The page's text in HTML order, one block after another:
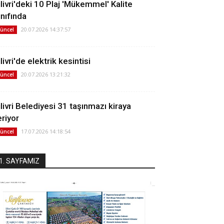
10 Plaj 'Mükemmel' Kalite
20.07.2026 14:37:57
elektrik kesintisi
20.07.2026 13:21:32
Belediyesi 31 taşınmazı kiraya
17.07.2026 14:18:54
1. SAYFAMIZ